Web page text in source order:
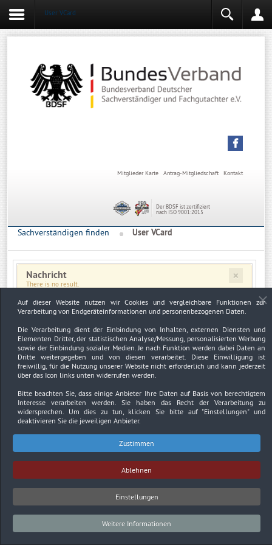
User VCard
Angemeldet bleiben
Kontakt
Antrag-Mitgliedschaft
Mitglieder Karte
Der BDSF ist zertifiziert
nach ISO 9001:2015
Sachverständigen finden User VCard
×
Nachricht
There is no result.
×
Warnung
JUser: :_load: Fehler beim Laden des Benutzers mit der ID: 2471
Impressum
Datenschutzerklärung Urheberrechtsnachweise
Copyright © 2026. Bundesverband Deutscher
Sachverständiger und Fachgutachter BDSF e.V..
Auf dieser Website nutzen wir Cookies und vergleichbare Funktionen zur
Verarbeitung von Endgeräteinformationen und personenbezogenen Daten.
Die Verarbeitung dient der Einbindung von Inhalten, externen Diensten und
Elementen Dritter, der statistischen Analyse/Messung, personalisierten Werbung
sowie der Einbindung sozialer Medien. Je nach Funktion werden dabei Daten an
Dritte weitergegeben und von diesen verarbeitet. Diese Einwilligung ist
freiwillig, für die Nutzung unserer Website nicht erforderlich und kann jederzeit
über das Icon links unten widerrufen werden.
Bitte beachten Sie, dass einige Anbieter Ihre Daten auf Basis von berechtigtem
Interesse verarbeiten werden. Sie haben das Recht der Verarbeitung zu
widersprechen. Um dies zu tun, klicken Sie bitte auf "Einstellungen"und
deaktivieren Sie die jeweiligen Anbieter.
Zustimmen
Ablehnen
Einstellungen
Weitere Informationen